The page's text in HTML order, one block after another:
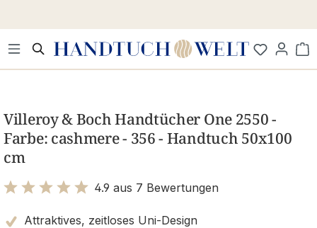
Villeroy & Boch Handtücher One 2550 -
Farbe: cashmere - 356 - Handtuch 50x100
cm
4.9 aus 7 Bewertungen
Attraktives, zeitloses Uni-Design